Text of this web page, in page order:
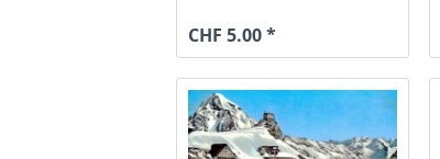
CHF 5.00 *